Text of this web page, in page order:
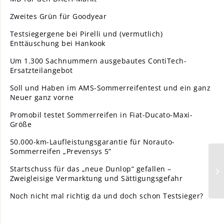
Zweites Grün für Goodyear
Testsiegergene bei Pirelli und (vermutlich)
Enttäuschung bei Hankook
Um 1.300 Sachnummern ausgebautes ContiTech-
Ersatzteilangebot
Soll und Haben im AMS-Sommerreifentest und ein ganz
Neuer ganz vorne
Promobil testet Sommerreifen in Fiat-Ducato-Maxi-
Größe
50.000-km-Laufleistungsgarantie für Norauto-
Sommerreifen „Prevensys 5”
Startschuss für das „neue Dunlop“ gefallen –
Zweigleisige Vermarktung und Sättigungsgefahr
Noch nicht mal richtig da und doch schon Testsieger?